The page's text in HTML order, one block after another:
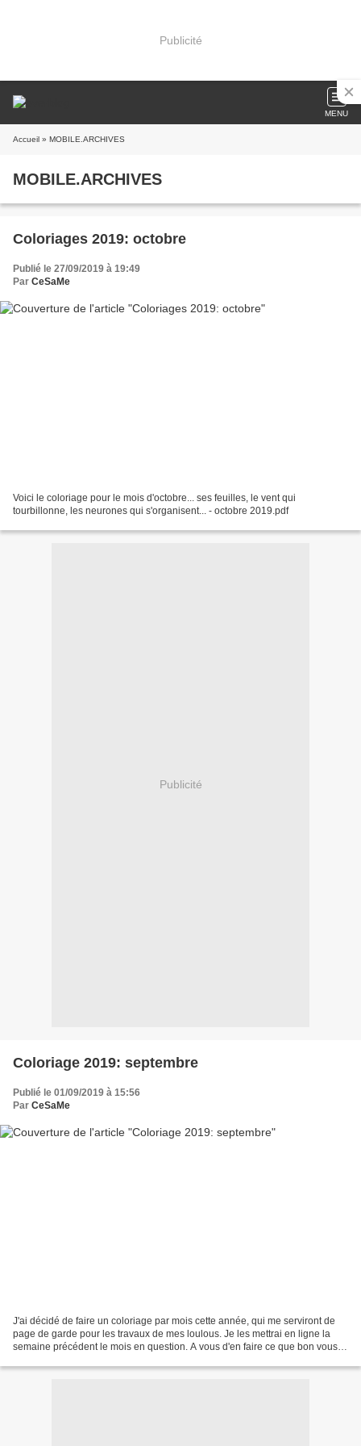
Publicité
MENU
Accueil » MOBILE.ARCHIVES
MOBILE.ARCHIVES
Coloriages 2019: octobre
Publié le 27/09/2019 à 19:49
Par CeSaMe
Voici le coloriage pour le mois d'octobre... ses feuilles, le vent qui
tourbillonne, les neurones qui s'organisent... - octobre 2019.pdf
Publicité
Coloriage 2019: septembre
Publié le 01/09/2019 à 15:56
Par CeSaMe
J'ai décidé de faire un coloriage par mois cette année, qui me serviront de
page de garde pour les travaux de mes loulous. Je les mettrai en ligne la
semaine précédent le mois en question. A vous d'en faire ce que bon vous